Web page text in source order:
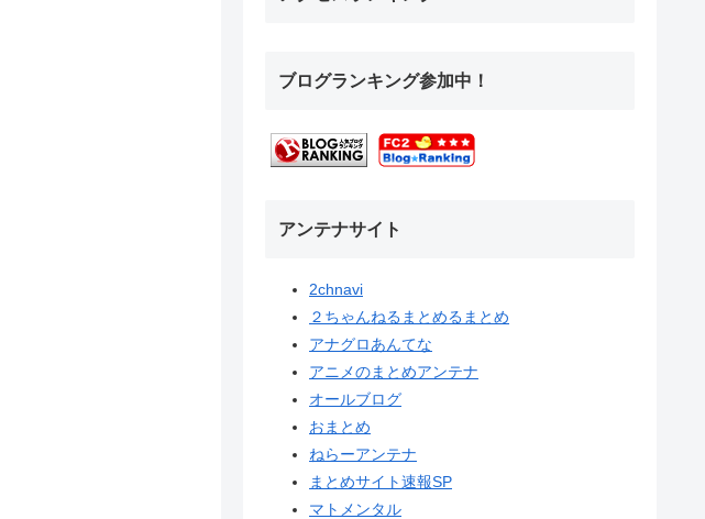
ブログランキング参加中！
アンテナサイト
2chnavi
２ちゃんねるまとめるまとめ
アナグロあんてな
アニメのまとめアンテナ
オールブログ
おまとめ
ねらーアンテナ
まとめサイト速報SP
マトメンタル